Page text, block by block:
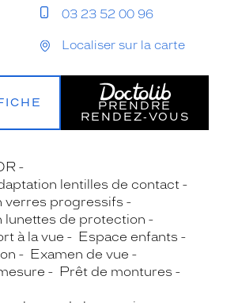
03 23 52 00 96
Localiser sur la carte
PRENDRE
RENDEZ‑VOUS
lentilles de contact
verres progressifs
lunettes de protection
à la vue
Espace enfants
Examen de vue
Prêt de montures